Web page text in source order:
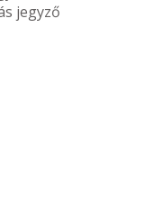
jegyző